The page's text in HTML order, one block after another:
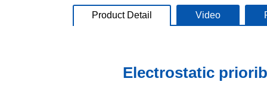
Product Detail Video
Electrostatic